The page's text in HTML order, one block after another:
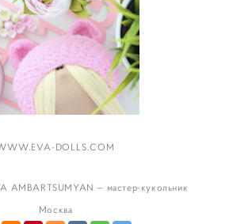
DOLLS.COM
AMBARTSUMYAN — мастер-кукольник
Москва